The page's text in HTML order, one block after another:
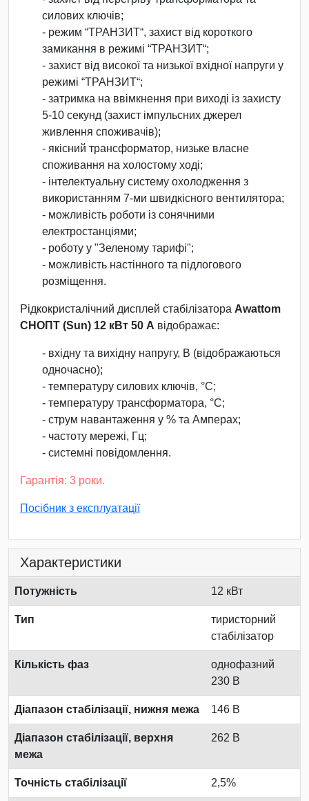
силових ключів;
- режим “ТРАНЗИТ“, захист від короткого
замикання в режимі “ТРАНЗИТ“;
- захист від високої та низької вхідної напруги у
режимі “ТРАНЗИТ“;
- затримка на ввімкнення при виході із захисту
5-10 секунд (захист імпульсних джерел
живлення споживачів);
- якісний трансформатор, низьке власне
споживання на холостому ході;
- інтелектуальну систему охолодження з
використанням 7-ми швидкісного вентилятора;
- можливість роботи із сонячними
електростанціями;
- роботу у "Зеленому тарифі";
- можливість настінного та підлогового
розміщення.
Рідкокристалічний дисплей стабілізатора Awattom
СНОПТ (Sun) 12 кВт 50 А відображає:
- вхідну та вихідну напругу, В (відображаються
одночасно);
- температуру силових ключів, °С;
- температуру трансформатора, °С;
- струм навантаження у % та Амперах;
- частоту мережі, Гц;
- системні повідомлення.
Гарантія: 3 роки.
Посібник з експлуатації
Характеристики
Потужність 12 кВт
Тип
тиристорний
стабілізатор
Кількість фаз
однофазний
230 В
Діапазон стабілізації, нижня межа 146 В
Діапазон стабілізації, верхня
межа
262 В
Точність стабілізації 2,5%